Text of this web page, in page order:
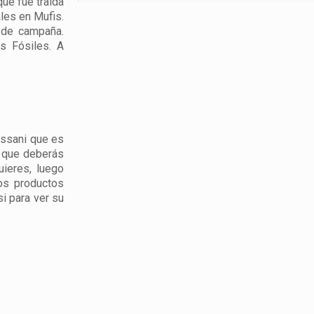
en Mufis.
campaña.
Fósiles. A
que es
deberás
luego
productos
para ver su